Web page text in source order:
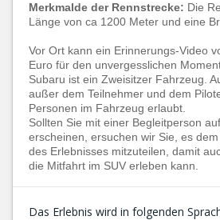
Merkmalde der Rennstrecke: Die
Länge von ca 1200 Meter und eine
Vor Ort kann ein Erinnerungs-Video
Euro für den unvergesslichen
Subaru ist ein Zweisitzer Fahrzeug.
außer dem Teilnehmer und dem
Personen im Fahrzeug erlaubt.
Sollten Sie mit einer Begleitperson
erscheinen, ersuchen wir Sie, es
des Erlebnisses mitzuteilen, damit
die Mitfahrt im SUV erleben kann.
Das Erlebnis wird in folgenden